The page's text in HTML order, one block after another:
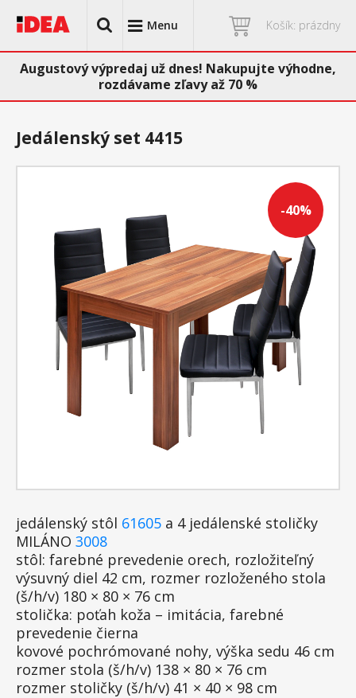
Menu Košík: prázdny
Augustový výpredaj už dnes! Nakupujte výhodne,
rozdávame zľavy až 70 %
-40%
Jedálenský set 4415
jedálenský stôl 61605 a 4 jedálenské stoličky
MILÁNO 3008
stôl: farebné prevedenie orech, rozložiteľný
výsuvný diel 42 cm, rozmer rozloženého stola
(š/h/v) 180 × 80 × 76 cm
stolička: poťah koža – imitácia, farebné
prevedenie čierna
kovové pochrómované nohy, výška sedu 46 cm
rozmer stola (š/h/v) 138 × 80 × 76 cm
rozmer stoličky (š/h/v) 41 × 40 × 98 cm